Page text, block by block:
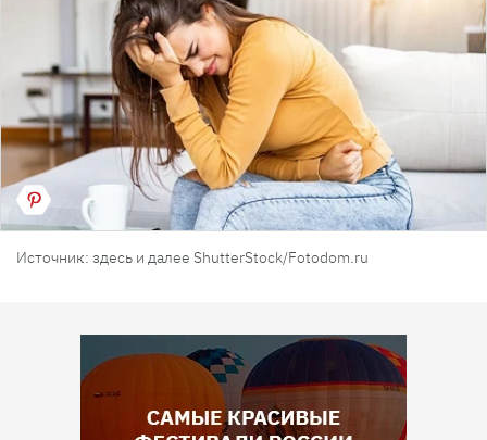
Источник: здесь и далее ShutterStock/Fotodom.ru